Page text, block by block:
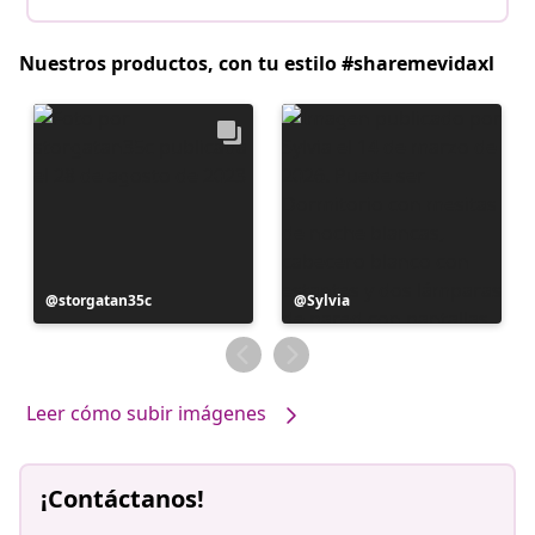
Nuestros productos, con tu estilo #sharemevidaxl
Publicación
realizada
storgatan35c
Publicación
realizada
por
Sylvia
Leer cómo subir imágenes
¡Contáctanos!